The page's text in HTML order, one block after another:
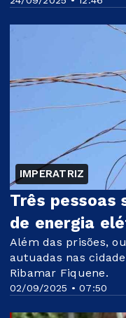
IMPERATRIZ
02/09/2025 • 07:50
Três pessoas
de energia
Além das prisões,
autuadas nas
Ribamar Fiquene.